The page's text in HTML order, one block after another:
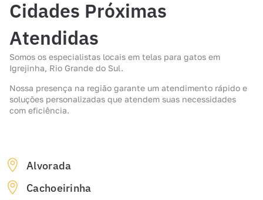
Cidades Próximas
Atendidas
Somos os especialistas locais em telas para gatos em
Igrejinha, Rio Grande do Sul.
Nossa presença na região garante um atendimento rápido e
soluções personalizadas que atendem suas necessidades
com eficiência.
Alvorada
Cachoeirinha